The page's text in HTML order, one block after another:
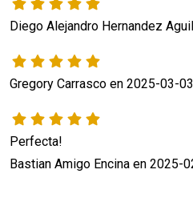
Diego Alejandro Hernandez
Gregory Carrasco en 2025-03-
Perfecta!
Bastian Amigo Encina en 2025-